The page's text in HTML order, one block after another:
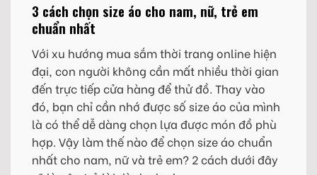
3 cách chọn size áo cho nam, nữ, trẻ em
chuẩn nhất
Với xu hướng mua sắm thời trang online hiện
đại, con người không cần mất nhiều thời gian
đến trực tiếp cửa hàng để thử đồ. Thay vào
đó, bạn chỉ cần nhớ được số size áo của mình
là có thể dễ dàng chọn lựa được món đồ phù
hợp. Vậy làm thế nào để chọn size áo chuẩn
nhất cho nam, nữ và trẻ em? 2 cách dưới đây